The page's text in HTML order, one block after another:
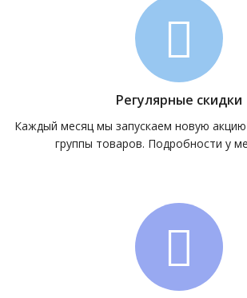
Регулярные скидки
Каждый месяц мы запускаем новую
группы товаров. Подробности у